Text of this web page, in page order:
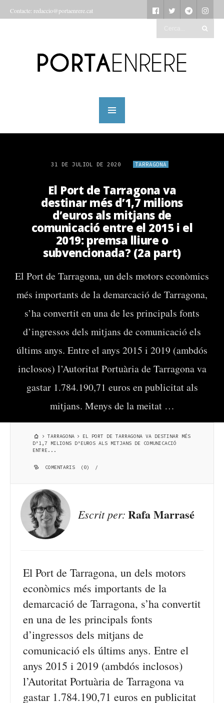
Contacte: redaccio@portaenrere.cat
31 DE JULIOL DE 2020 TARRAGONA
El Port de Tarragona va
destinar més d’1,7 milions
d’euros als mitjans de
comunicació entre el 2015 i el
2019: premsa lliure o
subvencionada? (2a part)
El Port de Tarragona, un dels motors econòmics
més importants de la demarcació de Tarragona,
s’ha convertit en una de les principals fonts
d’ingressos dels mitjans de comunicació els
últims anys. Entre el anys 2015 i 2019 (ambdós
inclosos) l’Autoritat Portuària de Tarragona va
gastar 1.784.190,71 euros en publicitat als
mitjans. Menys de la meitat …
TARRAGONA
EL PORT DE TARRAGONA VA DESTINAR MÉS
D’1,7 MILIONS D’EUROS ALS MITJANS DE COMUNICACIÓ
ENTRE...
COMENTARIS (0) /
Escrit per: Rafa Marrasé
El Port de Tarragona, un dels motors
econòmics més importants de la
demarcació de Tarragona, s’ha convertit
en una de les principals fonts
d’ingressos dels mitjans de
comunicació els últims anys. Entre el
anys 2015 i 2019 (ambdós inclosos)
l’Autoritat Portuària de Tarragona va
gastar 1.784.190,71 euros en publicitat